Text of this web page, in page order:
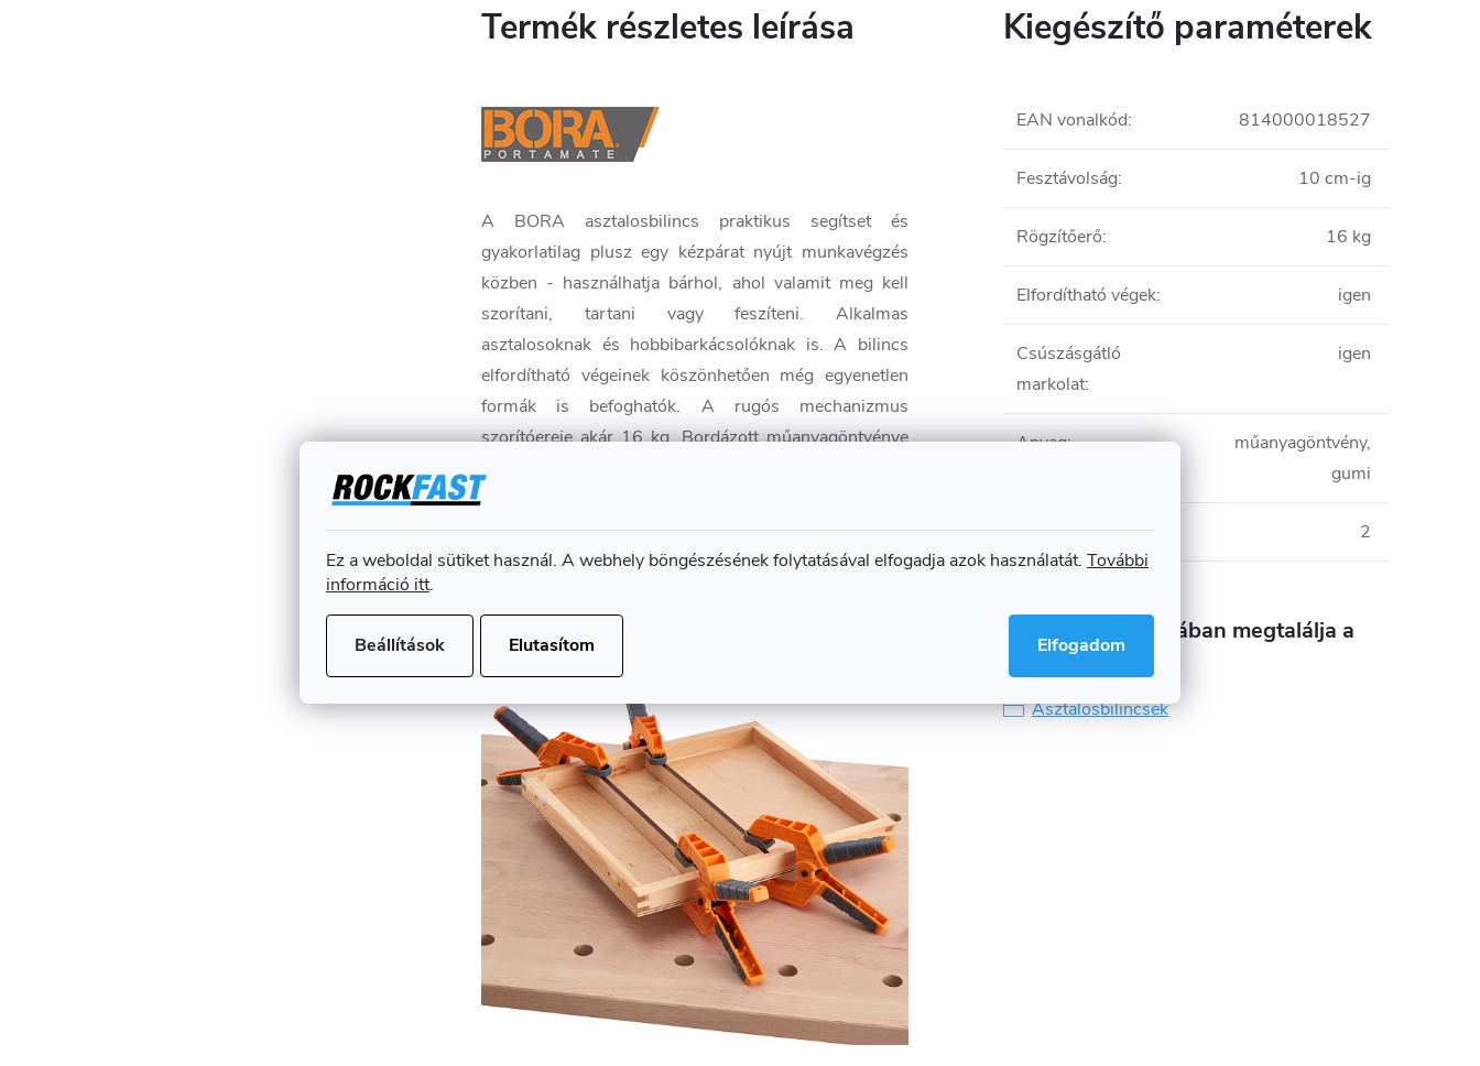
Ez a weboldal sütiket használ. A webhely böngészésének folytatásával elfogadja azok használatát. További
információ itt.
Beállítások Elutasítom Elfogadom
Termék részletes leírása
A BORA asztalosbilincs praktikus segítset és
gyakorlatilag plusz egy kézpárat nyújt munkavégzés
közben - használhatja bárhol, ahol valamit meg kell
szorítani, tartani vagy feszíteni. Alkalmas
asztalosoknak és hobbibarkácsolóknak is. A bilincs
elfordítható végeinek köszönhetően még egyenetlen
formák is befoghatók. A rugós mechanizmus
szorítóereje akár 16 kg. Bordázott műanyagöntvénye
A csomag 2 darabot tartalmaz.
Kiegészítő paraméterek
EAN vonalkód: 814000018527
Fesztávolság: 10 cm-ig
Rögzítőerő: 16 kg
Elfordítható végek: igen
Csúszásgátló
markolat:
igen
Anyag:
műanyagöntvény,
gumi
2
Ebben a kategóriában megtalálja a
terméket
Asztalosbilincsek